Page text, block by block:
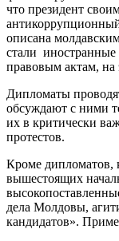
что президент
описана
стали иностранные
правовым актам,
Дипломаты
обсуждают с ними
их в критически
протестов.
Кроме дипломатов,
вышестоящих
дела Молдовы,
кандидатов».